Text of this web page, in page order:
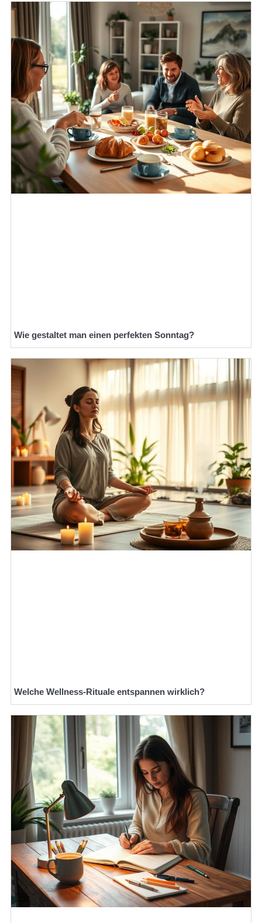
Wie gestaltet man einen perfekten Sonntag?
Welche Wellness-Rituale entspannen wirklich?